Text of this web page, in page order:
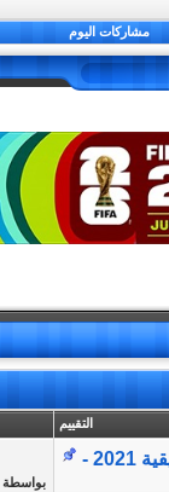
مشاركات اليوم
التقييم
مباراة ||Senegal vs Egypt|| بطولة كاس الامم الافريقية 2021 -
بواسطة